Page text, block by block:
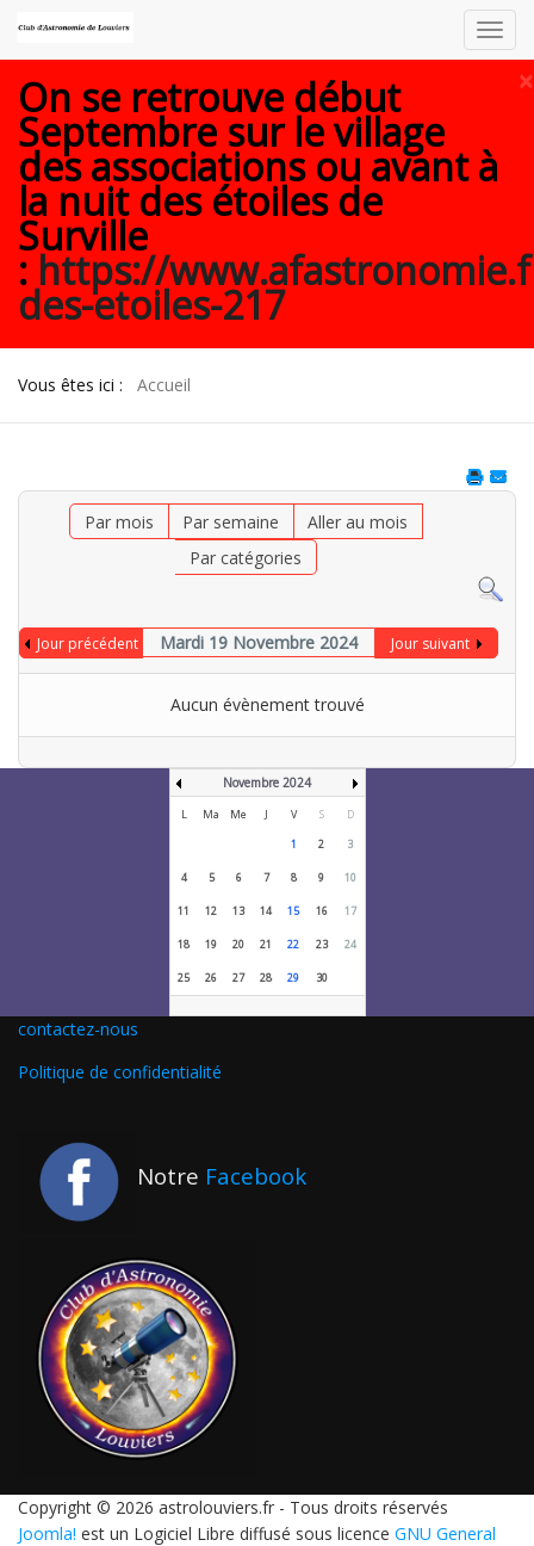
×
On se retrouve début
Septembre sur le village
des associations ou avant à
la nuit des étoiles de
Surville
: https://
des-etoiles-217
Vous êtes ici : Accueil
Par mois Par semaine
Aller au mois
Par catégories
Jour précédent Mardi 19 Novembre 2024 Jour suivant
Aucun évènement trouvé
Novembre 2024
L Ma Me J V S
D
1
2 3
4 5 6 7 8 9 10
11 12 13 14 15 16 17
18 19 20 21 22 23 24
25 26 27 28 29 30
contactez-nous
Politique de confidentialité
Notre Facebook
Copyright © 2026 astrolouviers.fr - Tous droits réservés
Joomla! est un Logiciel Libre diffusé sous licence GNU General